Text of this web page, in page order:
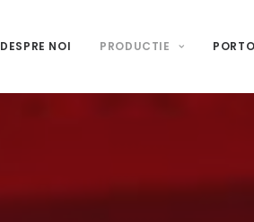
DESPRE NOI PRODUCTIE